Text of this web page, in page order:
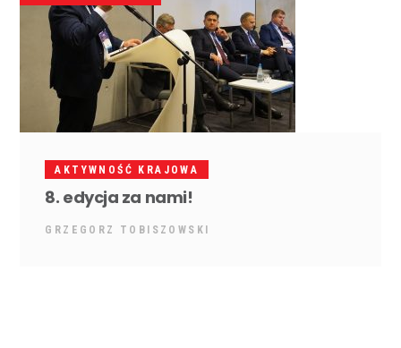
AKTYWNOŚĆ KRAJOWA
8. edycja za nami!
GRZEGORZ TOBISZOWSKI